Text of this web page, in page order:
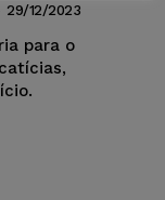
29/12/2023
para o